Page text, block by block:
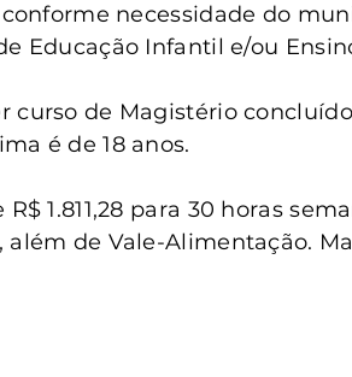
necessidade do
Educação Infantil e/ou
curso de Magistério
é de 18 anos.
1.811,28 para 30 horas
além de Vale-Alimentação.